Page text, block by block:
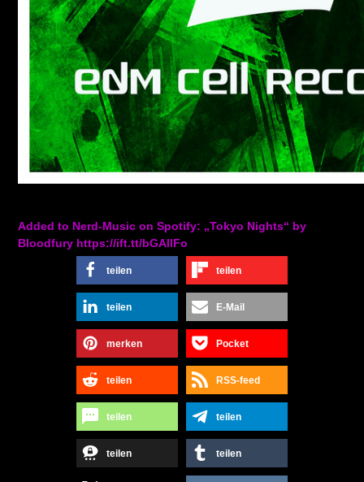
Added to Nerd-Music on Spotify: „Tokyo Nights“ by
Bloodfury https://ift.tt/bGAIlFo
teilen teilen
teilen E-Mail
merken Pocket
teilen RSS-feed
teilen teilen
teilen teilen